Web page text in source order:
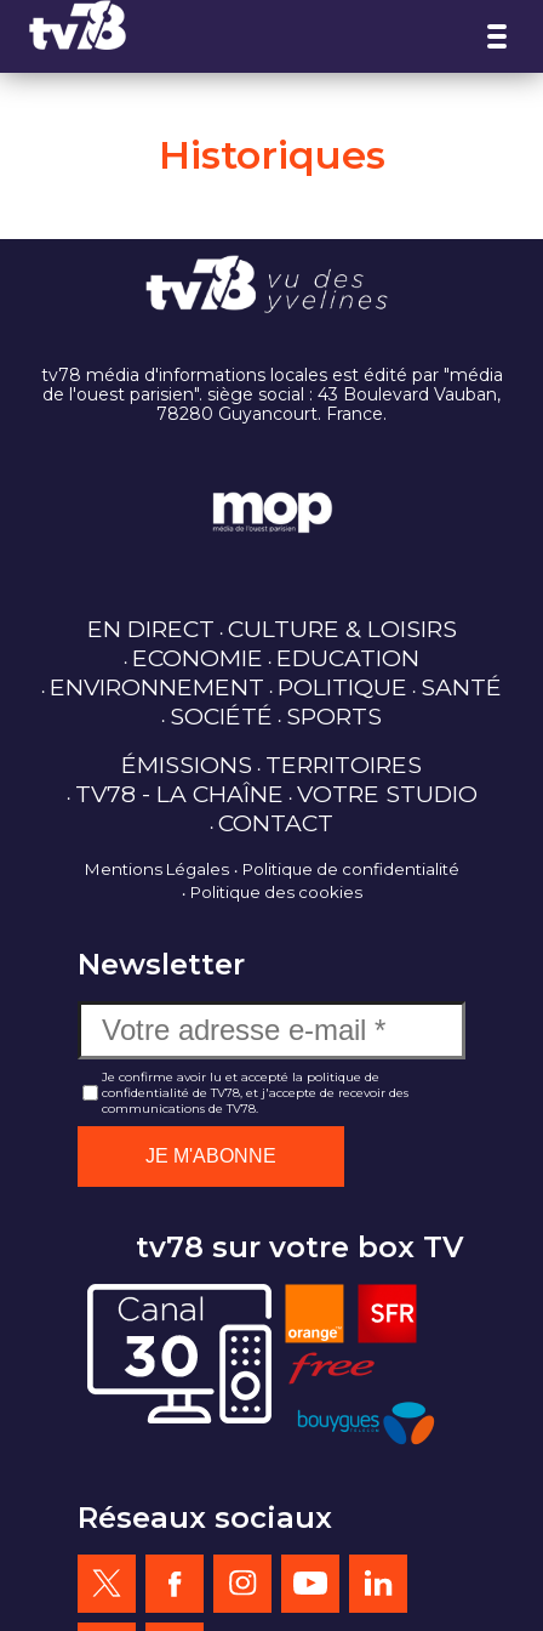
Historiques
tv78 média d'informations locales est édité par "média
de l'ouest parisien". siège social : 43 Boulevard Vauban,
78280 Guyancourt. France.
EN DIRECT CULTURE & LOISIRS
ECONOMIE EDUCATION
ENVIRONNEMENT POLITIQUE SANTÉ
SOCIÉTÉ SPORTS
ÉMISSIONS TERRITOIRES
TV78 - LA CHAÎNE VOTRE STUDIO
CONTACT
Mentions Légales
Politique de confidentialité
Politique des cookies
Newsletter
Je confirme avoir lu et accepté la politique de
confidentialité de TV78, et j'accepte de recevoir des
communications de TV78.
tv78 sur votre box TV
Réseaux sociaux
Panneau de gestion des cookies